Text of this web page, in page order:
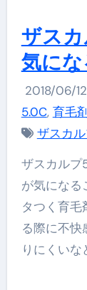
ザス
気にな
2018/06/12
5.0C, 育毛
ザスカ
ザスカルプ5.0Cは使うときや使った後にベタつき
が気になる
タつく育毛
る際に不快
りにくいな